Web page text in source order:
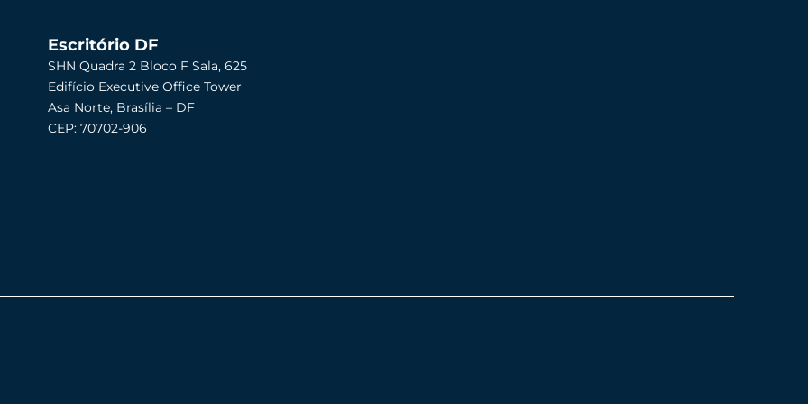
Escritório DF
SHN Quadra 2 Bloco F Sala, 625
Edifício Executive Office Tower
Asa Norte, Brasília – DF
CEP: 70702-906